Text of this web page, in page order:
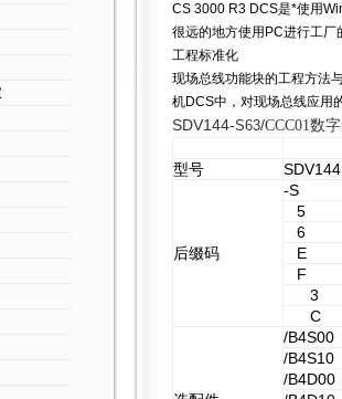
CS 3000 R3 DCS是*使用
很远的地方使用PC进行工
工程标准化
现场总线功能块的工程方法
机DCS中，对现场总线应用
SDV144-S63/CCC01数字
型号 SDV144
后缀码
-S
5
6
E
F
3
C
/B4S00
/B4S10
/B4D00